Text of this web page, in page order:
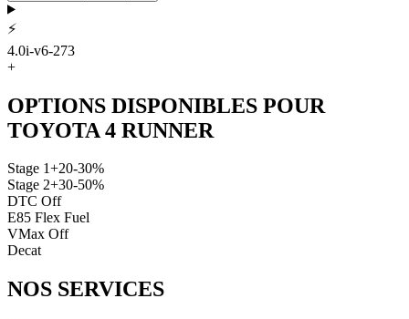
⚡
4.0i-v6-273
+
OPTIONS DISPONIBLES POUR
TOYOTA 4 RUNNER
Stage 1+20-30%
Stage 2+30-50%
DTC Off
E85 Flex Fuel
VMax Off
Decat
NOS SERVICES